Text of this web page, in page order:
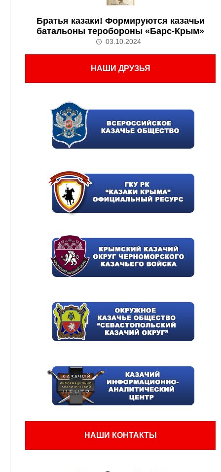
Братья казаки! Формируются казачьи
батальоны теробороны «Барс-Крым»
03.10.2024
НАШИ ДРУЗЬЯ
НАШИ КОНТАКТЫ